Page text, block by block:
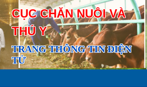
CỤC CHĂN NUÔI VÀ
THÚ Y
TRANG THÔNG TIN ĐIỆN
TỬ